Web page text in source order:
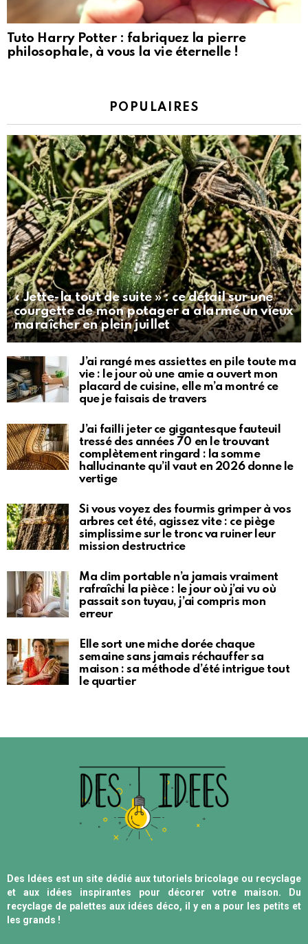
Tuto Harry Potter : fabriquez la pierre
philosophale, à vous la vie éternelle !
POPULAIRES
« Jette-la tout de suite » : ce détail sur une
courgette de mon potager a alarmé un vieux
maraîcher en plein juillet
J’ai rangé mes assiettes en pile toute ma
vie : le jour où une amie a ouvert mon
placard de cuisine, elle m’a montré ce
que je faisais de travers
J’ai failli jeter ce gigantesque fauteuil
tressé des années 70 en le trouvant
complètement ringard : la somme
hallucinante qu’il vaut en 2026 donne le
vertige
Si vous voyez des fourmis grimper à vos
arbres cet été, agissez vite : ce piège
simplissime sur le tronc va ruiner leur
mission destructrice
Ma clim portable n’a jamais vraiment
rafraîchi la pièce : le jour où j’ai vu où
passait son tuyau, j’ai compris mon
erreur
Elle sort une miche dorée chaque
semaine sans jamais réchauffer sa
maison : sa méthode d’été intrigue tout
le quartier
Des Idées est un site dédié aux tutoriels bricolage ou recyclage
et aux idées inspirantes pour décorer votre maison. Du
recyclage de palettes aux idées déco, il y en a pour les petits et
les grands !